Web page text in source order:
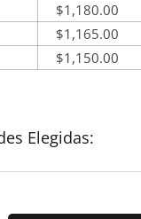
$1,180.00
$1,165.00
$1,150.00
Elegidas: